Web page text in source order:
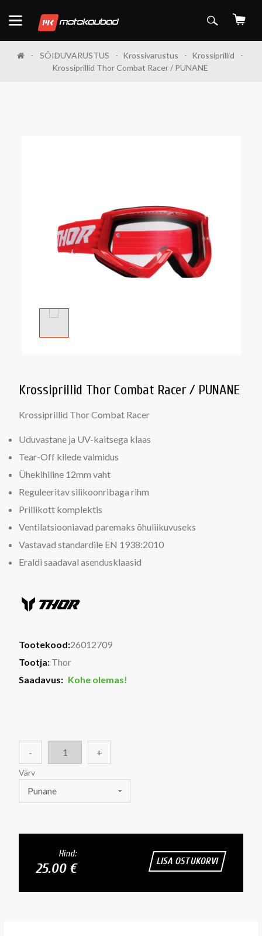
SÕIDUVARUSTUS Krossivarustus
Krossiprillid
Krossiprillid Thor Combat Racer / PUNANE
Krossiprillid Thor Combat Racer / PUNANE
Krossiprillid Thor Combat Racer
Uduvastane ja UV-kaitsega klaas
Tear-Off kilede valmidus
Ühekihiline 12mm vaht
Reguleeritav silikoonribaga rihm
Prillikott komplektis
Ventilatsiooniavad paremaks õhuliikuvuseks
Vastavad standardile EN 1938:2010
Eraldi saadaval asendusklaasid
Tootekood:26012709
Tootja: Thor
Saadavus: Kohe olemas!
- +
Värv
Punane
Hind:
25.00 € LISA OSTUKORVI